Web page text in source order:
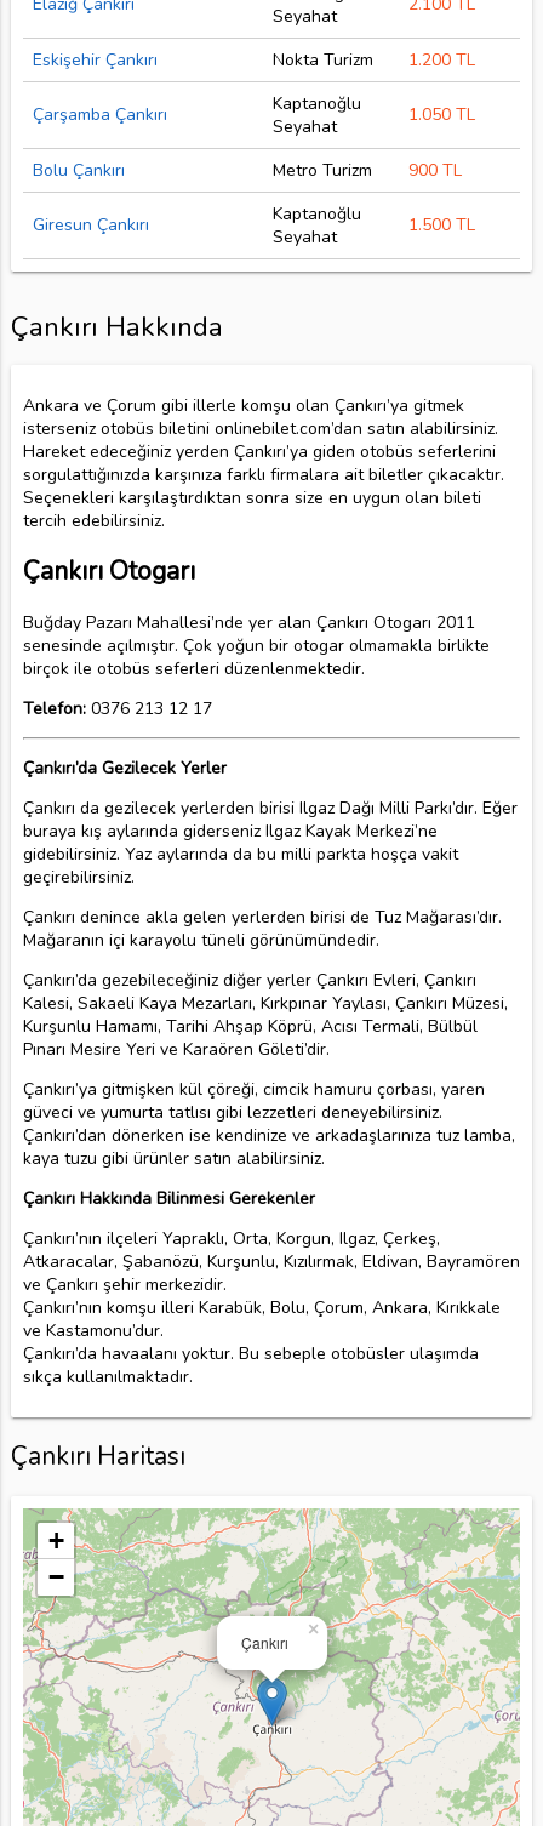
Elazığ Çankırı
Seyahat
2.100 TL
Eskişehir Çankırı Nokta Turizm 1.200 TL
Çarşamba Çankırı
Kaptanoğlu
Seyahat
1.050 TL
Bolu Çankırı Metro Turizm 900 TL
Giresun Çankırı
Kaptanoğlu
Seyahat
1.500 TL
Çankırı Hakkında
Ankara ve Çorum gibi illerle komşu olan Çankırı’ya gitmek
isterseniz otobüs biletini onlinebilet.com’dan satın alabilirsiniz.
Hareket edeceğiniz yerden Çankırı’ya giden otobüs seferlerini
sorgulattığınızda karşınıza farklı firmalara ait biletler çıkacaktır.
Seçenekleri karşılaştırdıktan sonra size en uygun olan bileti
tercih edebilirsiniz.
Çankırı Otogarı
Buğday Pazarı Mahallesi’nde yer alan Çankırı Otogarı 2011
senesinde açılmıştır. Çok yoğun bir otogar olmamakla birlikte
birçok ile otobüs seferleri düzenlenmektedir.
Telefon:0376 213 12 17
Çankırı’da Gezilecek Yerler
Çankırı da gezilecek yerlerden birisi Ilgaz Dağı Milli Parkı’dır. Eğer
buraya kış aylarında giderseniz Ilgaz Kayak Merkezi’ne
gidebilirsiniz. Yaz aylarında da bu milli parkta hoşça vakit
geçirebilirsiniz.
Çankırı denince akla gelen yerlerden birisi de Tuz Mağarası’dır.
Mağaranın içi karayolu tüneli görünümündedir.
Çankırı’da gezebileceğiniz diğer yerler Çankırı Evleri, Çankırı
Kalesi, Sakaeli Kaya Mezarları, Kırkpınar Yaylası, Çankırı Müzesi,
Kurşunlu Hamamı, Tarihi Ahşap Köprü, Acısı Termali, Bülbül
Pınarı Mesire Yeri ve Karaören Göleti’dir.
Çankırı’ya gitmişken kül çöreği, cimcik hamuru çorbası, yaren
güveci ve yumurta tatlısı gibi lezzetleri deneyebilirsiniz.
Çankırı’dan dönerken ise kendinize ve arkadaşlarınıza tuz lamba,
kaya tuzu gibi ürünler satın alabilirsiniz.
Çankırı Hakkında Bilinmesi Gerekenler
Çankırı’nın ilçeleri Yapraklı, Orta, Korgun, Ilgaz, Çerkeş,
Atkaracalar, Şabanözü, Kurşunlu, Kızılırmak, Eldivan, Bayramören
ve Çankırı şehir merkezidir.
Çankırı’nın komşu illeri Karabük, Bolu, Çorum, Ankara, Kırıkkale
ve Kastamonu’dur.
Çankırı’da havaalanı yoktur. Bu sebeple otobüsler ulaşımda
sıkça kullanılmaktadır.
Çankırı Haritası
Çankırı
×
+
−